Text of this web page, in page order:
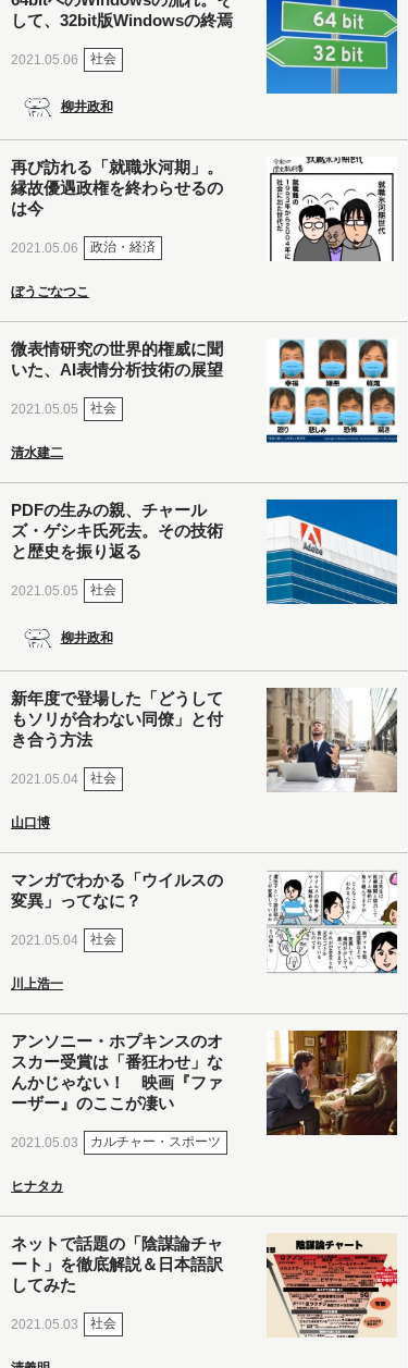
して、32bit版Windowsの終焉
2021.05.06 社会
柳井政和
再び訪れる「就職氷河期」。
縁故優遇政権を終わらせるの
は今
2021.05.06 政治・経済
ぼうごなつこ
微表情研究の世界的権威に聞
いた、AI表情分析技術の展望
2021.05.05 社会
清水建二
PDFの生みの親、チャール
ズ・ゲシキ氏死去。その技術
と歴史を振り返る
2021.05.05 社会
柳井政和
新年度で登場した「どうして
もソリが合わない同僚」と付
き合う方法
2021.05.04 社会
山口博
マンガでわかる「ウイルスの
変異」ってなに？
2021.05.04 社会
川上浩一
アンソニー・ホプキンスのオ
スカー受賞は「番狂わせ」な
んかじゃない！ 映画『ファ
ーザー』のここが凄い
2021.05.03 カルチャー・スポーツ
ヒナタカ
ネットで話題の「陰謀論チャ
ート」を徹底解説＆日本語訳
してみた
2021.05.03 社会